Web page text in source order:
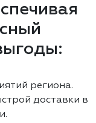
региона.
доставки в